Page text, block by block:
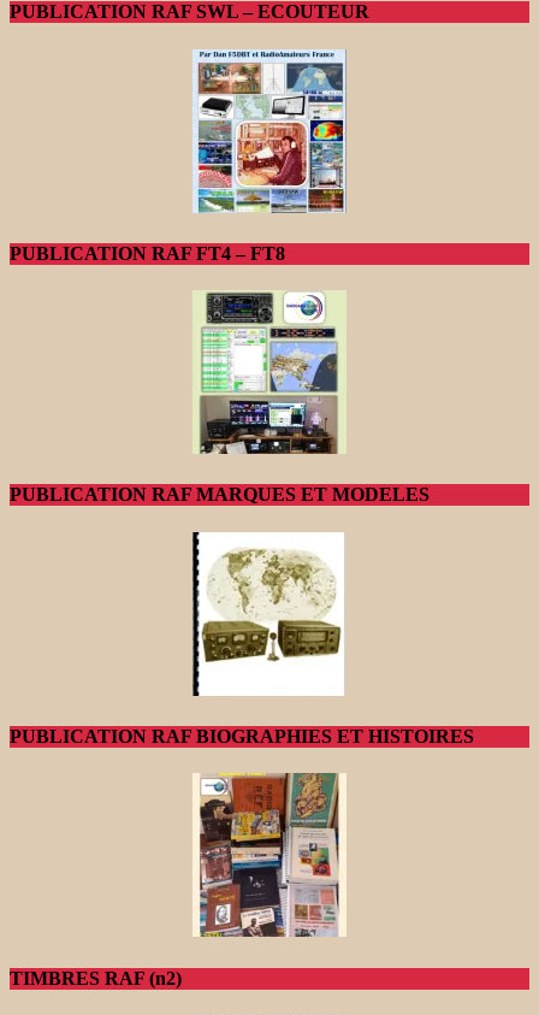
PUBLICATION RAF SWL – ECOUTEUR
PUBLICATION RAF FT4 – FT8
PUBLICATION RAF MARQUES ET MODELES
PUBLICATION RAF BIOGRAPHIES ET HISTOIRES
TIMBRES RAF (n2)